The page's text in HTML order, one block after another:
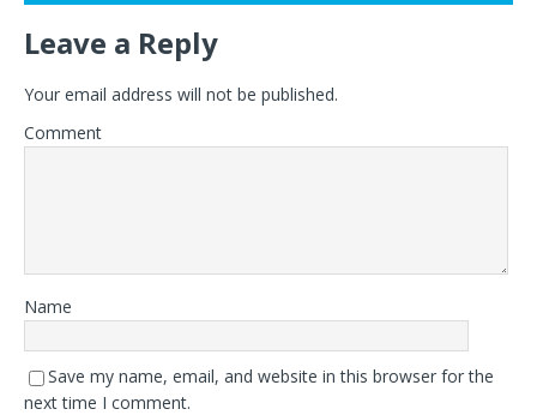
Leave a Reply
Your email address will not be published.
Comment
Name
Save my name, email, and website in this browser for the
next time I comment.